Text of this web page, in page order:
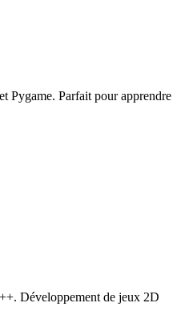
Pygame. Parfait pour apprendre
Développement de jeux 2D